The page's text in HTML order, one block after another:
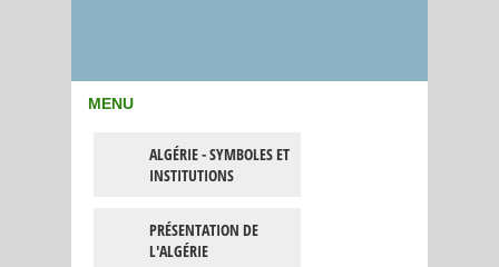
MENU
ALGÉRIE - SYMBOLES ET
INSTITUTIONS
PRÉSENTATION DE
L'ALGÉRIE